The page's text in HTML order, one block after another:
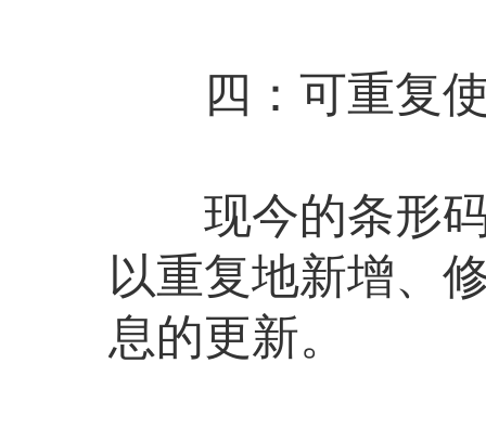
四：可重复
现今的条形码
以重复地新增、
息的更新。